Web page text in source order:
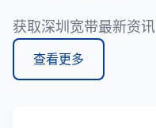
获取深圳宽带最新资讯
查看更多